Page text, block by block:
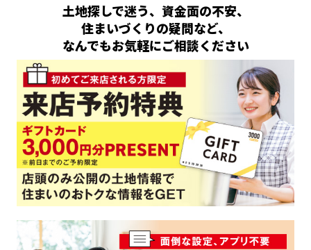
土地探しで迷う、資金面の不安、
住まいづくりの疑問など、
なんでもお気軽にご相談ください